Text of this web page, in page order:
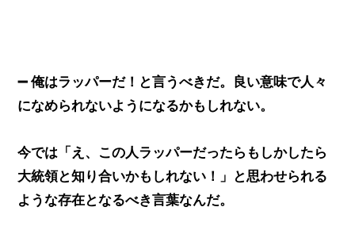
➖ 俺はラッパーだ！と言うべきだ。良い意味で人々
になめられないようになるかもしれない。
今では「え、この人ラッパーだったらもしかしたら
大統領と知り合いかもしれない！」と思わせられる
ような存在となるべき言葉なんだ。